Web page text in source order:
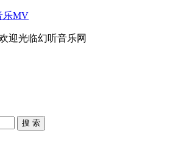
乐MV
迎光临幻听音乐网
搜 索